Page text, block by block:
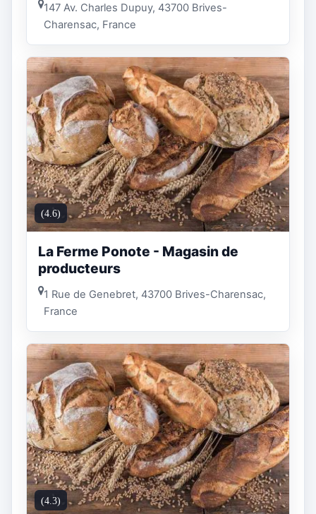
147 Av. Charles Dupuy, 43700 Brives-
Charensac, France
(4.6)
La Ferme Ponote - Magasin de
producteurs
1 Rue de Genebret, 43700 Brives-Charensac,
France
(4.3)